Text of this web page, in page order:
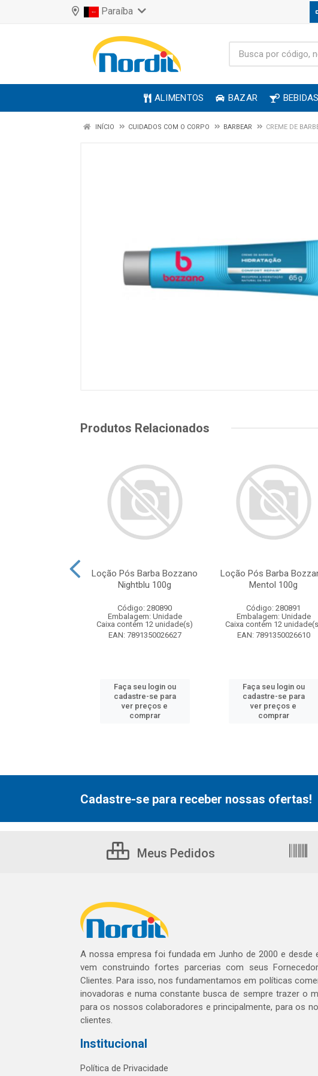
Paraíba
ALIMENTOS BAZAR BEBIDAS
INÍCIO CUIDADOS COM O CORPO BARBEAR CREME DE
Produtos Relacionados
Loção Pós Barba Bozzano
Nightblu 100g
Código: 280890
Embalagem: Unidade
Caixa contém 12 unidade(s)
EAN: 7891350026627
Faça seu login ou
cadastre-se para
ver preços e
comprar
Loção Pós Barba
Mentol 100g
Código: 280891
Embalagem: Unidade
Caixa contém 12
EAN: 7891350026610
Faça seu login ou
cadastre-se para
ver preços e
comprar
Cadastre-se para receber nossas ofertas!
Meus Pedidos
A nossa empresa foi fundada em Junho de 2000 e desde
vem construindo fortes parcerias com seus
Clientes. Para isso, nos fundamentamos em políticas
inovadoras e numa constante busca de sempre trazer o
para os nossos colaboradores e principalmente, para os
clientes.
Institucional
Política de Privacidade